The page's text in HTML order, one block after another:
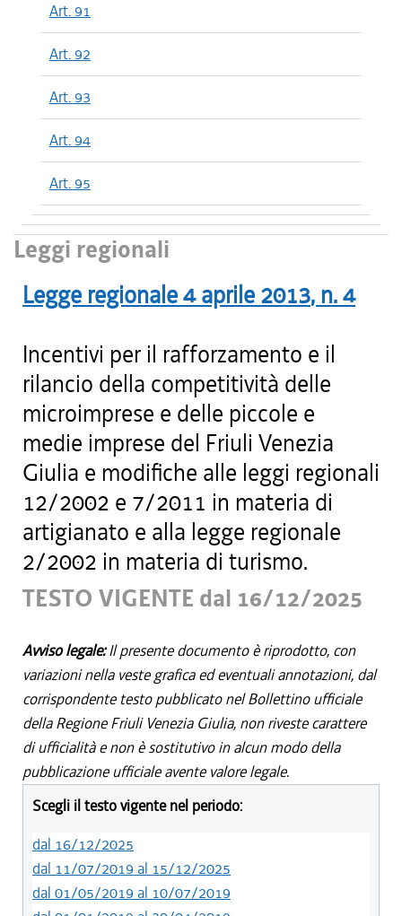
Art. 91
Art. 92
Art. 93
Art. 94
Art. 95
Leggi regionali
Legge regionale4 aprile 2013, n.4
Incentivi per il rafforzamento e il
rilancio della competitività delle
microimprese e delle piccole e
medie imprese del Friuli Venezia
Giulia e modifiche alle leggi regionali
12/2002 e 7/2011 in materia di
artigianato e alla legge regionale
2/2002 in materia di turismo.
TESTO VIGENTE dal 16/12/2025
Avviso legale:Il presente documento è riprodotto, con
variazioni nella veste grafica ed eventuali annotazioni, dal
corrispondente testo pubblicato nel Bollettino ufficiale
della Regione Friuli Venezia Giulia, non riveste carattere
di ufficialità e non è sostitutivo in alcun modo della
pubblicazione ufficiale avente valore legale.
Scegli il testo vigente nel periodo:
dal 16/12/2025
dal 11/07/2019 al 15/12/2025
dal 01/05/2019 al 10/07/2019